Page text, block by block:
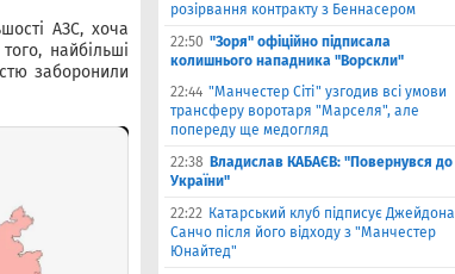
АЗС, хоча
найбільші
заборонили
розірвання контракту з Беннасером
22:50 "Зоря" офіційно підписала
колишнього нападника "Ворскли"
22:44 "Манчестер Сіті" узгодив всі умови
трансферу воротаря "Марселя", але
попереду ще медогляд
22:38 Владислав КАБАЄВ: "Повернувся до
України"
22:22 Катарський клуб підписує Джейдона
Санчо після його відходу з "Манчестер
Юнайтед"